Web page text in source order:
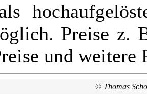
Preise z.
und weitere
© Thomas